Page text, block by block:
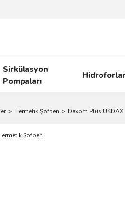
Sirkülasyon
Pompaları
Hidroforlar
Hermetik Şofben Daxom Plus UKDAX